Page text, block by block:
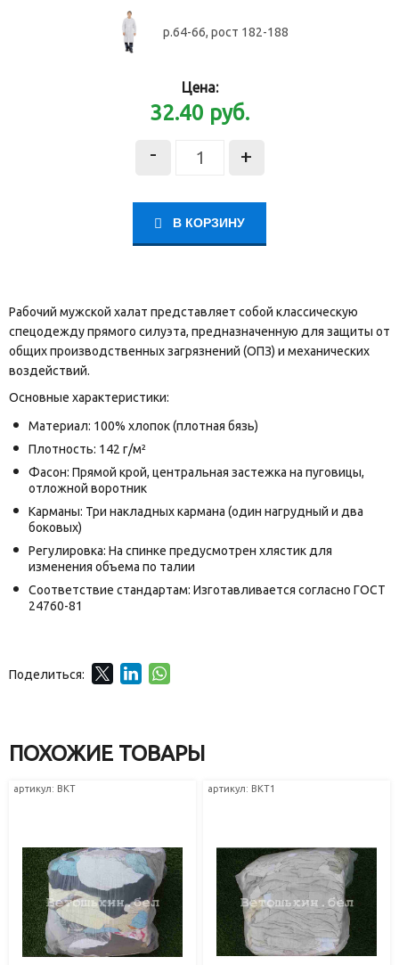
р.64-66, рост 182-188
Цена:
32.40 руб.
- +
В КОРЗИНУ
Рабочий мужской халат представляет собой классическую
спецодежду прямого силуэта, предназначенную для защиты от
общих производственных загрязнений (ОПЗ) и механических
воздействий.
Основные характеристики:
Материал: 100% хлопок (плотная бязь)
Плотность: 142 г/м²
Фасон: Прямой крой, центральная застежка на пуговицы,
отложной воротник
Карманы: Три накладных кармана (один нагрудный и два
боковых)
Регулировка: На спинке предусмотрен хлястик для
изменения объема по талии
Соответствие стандартам: Изготавливается согласно ГОСТ
24760-81
Поделиться:
ПОХОЖИЕ ТОВАРЫ
артикул: BKT артикул: BKT1